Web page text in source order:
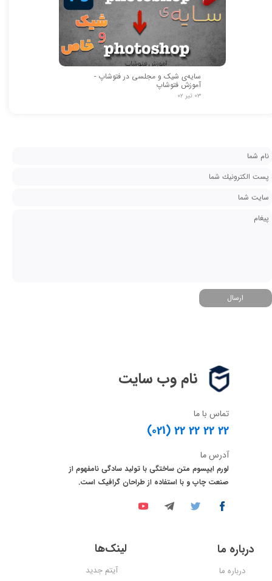
★
سایه‌ی شیک و مجلسی در فتوشاپ -
آموزش فتوشاپ
۰۳ تیر ۰۲
ارسال
نام وب سایت
تماس با ما
(021) 22 22 22 22
آدرس ما
لورم ایپسوم متن ساختگی با تولید سادگی نامفهوم از
صنعت چاپ و با استفاده از طراحان گرافیک است.
درباره ما
درباره ما لینک‌ها
آیتم جدید